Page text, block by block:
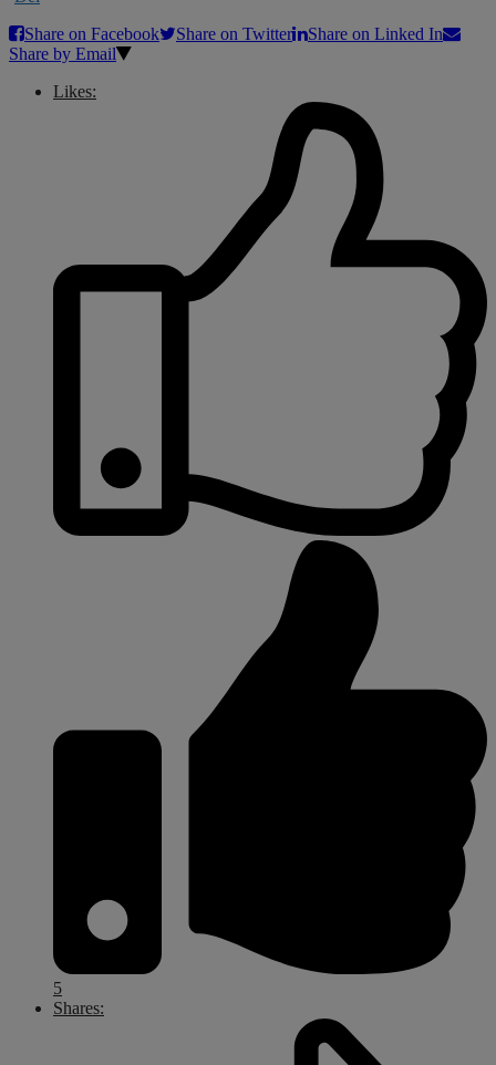
Share on Facebook
Share on Twitter
Share on Linked In
Share by Email
Likes:
5
Shares: